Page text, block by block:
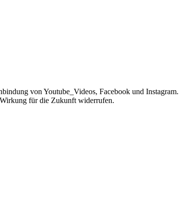
von Youtube_Videos, Facebook und Instagram.
für die Zukunft widerrufen.